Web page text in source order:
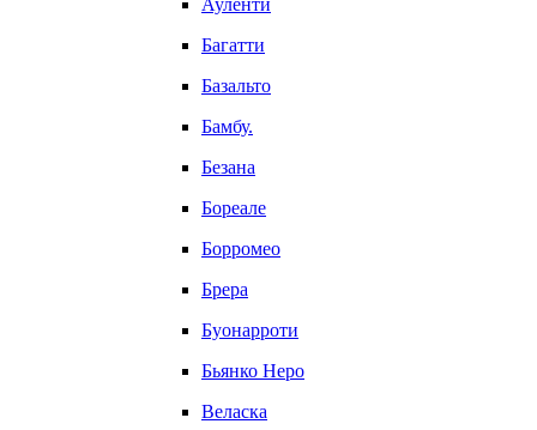
Ауленти
Багатти
Базальто
Бамбу.
Безана
Бореале
Борромео
Брера
Буонарроти
Бьянко Неро
Веласка